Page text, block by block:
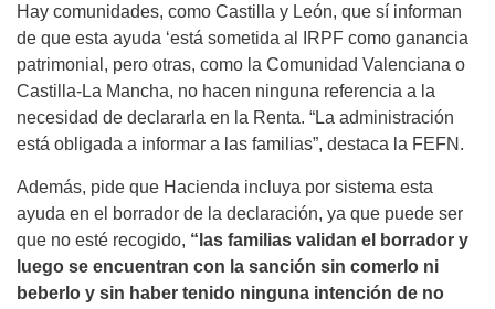
Hay comunidades, como Castilla y León, que sí informan
de que esta ayuda ‘está sometida al IRPF como ganancia
patrimonial, pero otras, como la Comunidad Valenciana o
Castilla-La Mancha, no hacen ninguna referencia a la
necesidad de declararla en la Renta. “La administración
está obligada a informar a las familias”, destaca la FEFN.
Además, pide que Hacienda incluya por sistema esta
ayuda en el borrador de la declaración, ya que puede ser
que no esté recogido, “las familias validan el borrador y
luego se encuentran con la sanción sin comerlo ni
beberlo y sin haber tenido ninguna intención de no